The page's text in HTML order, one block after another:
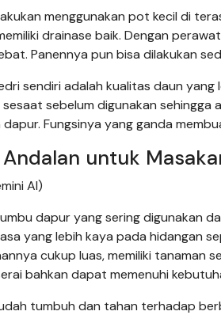
menggunakan pot kecil di
drainase baik. Dengan
Panennya pun bisa dilakukan
sendiri adalah kualitas daun
sebelum digunakan sehingga
Fungsinya yang ganda
untuk
AI)
dapur yang sering digunakan
yang lebih kaya pada hidangan
cukup luas, memiliki tanaman
bahkan dapat memenuhi
tumbuh dan tahan terhadap